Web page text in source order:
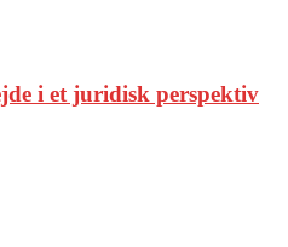
i et juridisk perspektiv